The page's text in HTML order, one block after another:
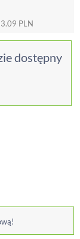
PLN
dostępny